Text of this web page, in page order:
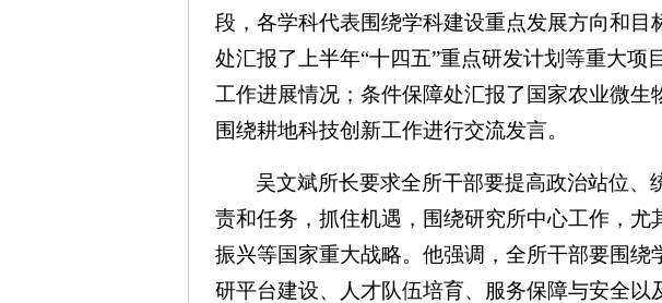
段，各学科代表围绕学科建设重点发展方向和
处汇报了上半年“十四五”重点研发计划等重大
工作进展情况；条件保障处汇报了国家农业微
围绕耕地科技创新工作进行交流发言。
吴文斌所长要求全所干部要提高政治站位
责和任务，抓住机遇，围绕研究所中心工作，
振兴等国家重大战略。他强调，全所干部要围
研平台建设、人才队伍培育、服务保障与安全